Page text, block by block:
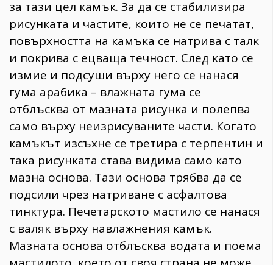
за тази цел камък. За да се стабилизира
рисунката и частите, които не се печатат,
повърхността на камъка се натрива с талк
и покрива с ецваща течност. След като се
измие и подсуши върху него се нанася
гума арабика – влажната гума се
отблъсква от мазната рисунка и полепва
само върху неизрисуваните части. Когато
камъкът изсъхне се третира с терпентин и
така рисунката става видима само като
мазна основа. Тази основа трябва да се
подсили чрез натриване с асфалтова
тинктура. Печетарското мастило се нанася
с валяк върху навлажнения камък.
Мазната основа отблъсква водата и поема